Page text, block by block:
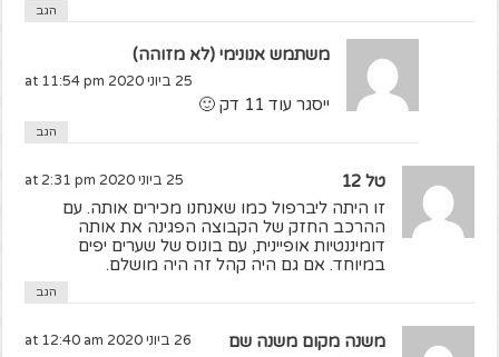
הגב
משתמש אנונימי (לא מזוהה)
25 ביוני 2020 at 11:54 pm
ייסגר עוד 11 דק 🙂
הגב
טל 12 25 ביוני 2020 at 2:31 pm
זו היתה ליברפול כמו שאנחנו מכירים אותה. עם
ההרכב החזק של הקבוצה הפגינה את אותה
דומיננטיות אופיינית, עם בונוס של שערים יפים
במיוחד. אם גם היה קהל זה היה מושלם.
הגב
משנה מקום משנה שם 26 ביוני 2020 at 12:40 am